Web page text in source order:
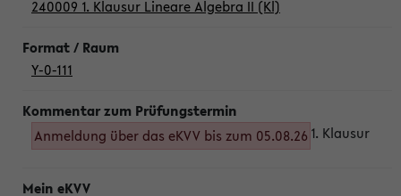
240009 1. Klausur Lineare Algebra II (Kl)
Y-0-111
Anmeldung über das eKVV bis zum 05.08.26 1. Klausur